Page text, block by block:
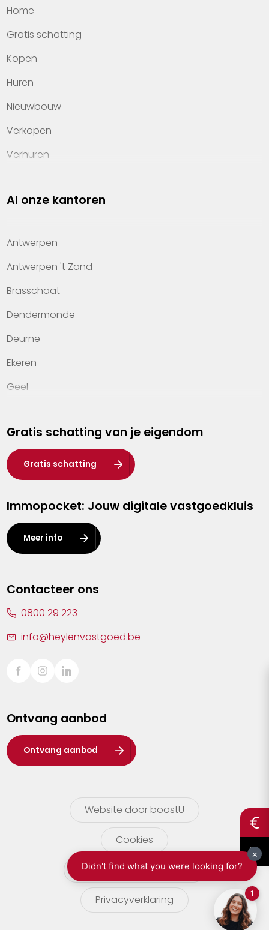
Home
Gratis schatting
Kopen
Huren
Nieuwbouw
Verkopen
Verhuren
Property management
Kennis van wonen
Kantoren
Veelgestelde vragen
Werken bij Heylen Vastgoed
Contact
Al onze kantoren
Antwerpen
Antwerpen 't Zand
Brasschaat
Dendermonde
Deurne
Ekeren
Geel
Hasselt
Heist-op-den-Berg
Herentals
Kalmthout
Leuven
Lier
Sint-Truiden
Waasland
Wuustwezel
Zoersel
Gratis schatting van je eigendom
Gratis schatting
Immopocket: Jouw digitale vastgoedkluis
Meer info
Contacteer ons
0800 29 223
info@heylenvastgoed.be
Ontvang aanbod
Ontvang aanbod
Website door boostU
Cookies
gebruikersvoorwaarden
Privacyverklaring